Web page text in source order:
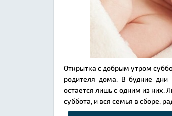
Открытка с добрым утром
родителя дома. В будние дни
остается лишь с одним из них.
суббота, и вся семья в сборе,